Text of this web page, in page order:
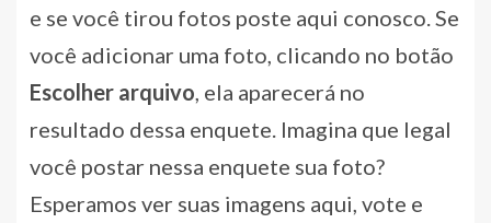
e se você tirou fotos poste aqui conosco. Se
você adicionar uma foto, clicando no botão
Escolher arquivo, ela aparecerá no
resultado dessa enquete. Imagina que legal
você postar nessa enquete sua foto?
Esperamos ver suas imagens aqui, vote e